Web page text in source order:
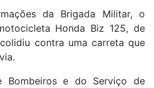
da Brigada Militar, o
Honda Biz 125, de
contra uma carreta que
Bombeiros e do Serviço de